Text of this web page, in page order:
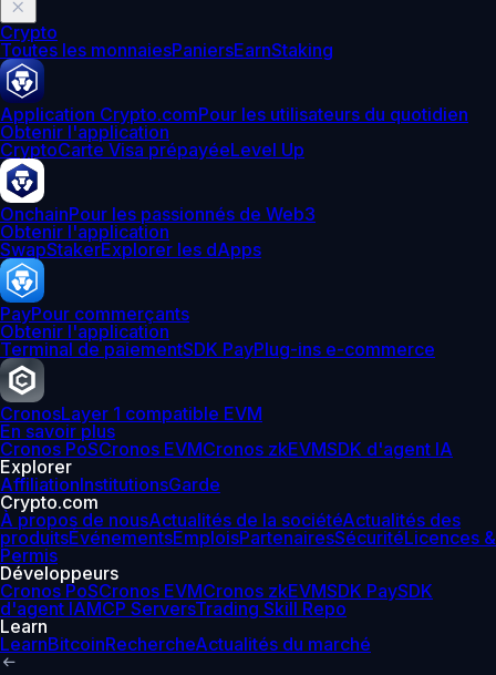
Crypto
Toutes les monnaiesPaniersEarnStaking
Application Crypto.comPour les utilisateurs du quotidien
Obtenir l'application
CryptoCarte Visa prépayéeLevel Up
OnchainPour les passionnés de Web3
Obtenir l'application
SwapStakerExplorer les dApps
PayPour commerçants
Obtenir l'application
Terminal de paiementSDK PayPlug-ins e-commerce
CronosLayer 1 compatible EVM
En savoir plus
Cronos PoSCronos EVMCronos zkEVMSDK d'agent IA
Explorer
AffiliationInstitutionsGarde
Crypto.com
À propos de nousActualités de la sociétéActualités des
produitsÉvénementsEmploisPartenairesSécuritéLicences &
Permis
Développeurs
Cronos PoSCronos EVMCronos zkEVMSDK PaySDK
d'agent IAMCP ServersTrading Skill Repo
Learn
LearnBitcoinRechercheActualités du marché